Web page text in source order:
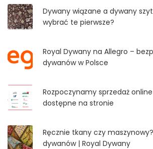
Dywany wiązane a dywany
wybrać te pierwsze?
Royal Dywany na Allegro –
dywanów w Polsce
Rozpoczynamy sprzedaż
dostępne na stronie
Ręcznie tkany czy
dywanów | Royal Dywany